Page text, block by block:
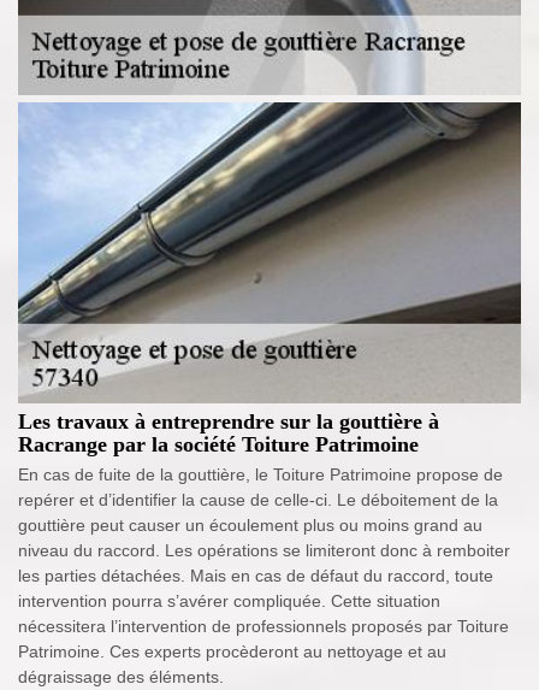
Les travaux à entreprendre sur la gouttière à
Racrange par la société Toiture Patrimoine
En cas de fuite de la gouttière, le Toiture Patrimoine propose de
repérer et d’identifier la cause de celle-ci. Le déboitement de la
gouttière peut causer un écoulement plus ou moins grand au
niveau du raccord. Les opérations se limiteront donc à remboiter
les parties détachées. Mais en cas de défaut du raccord, toute
intervention pourra s’avérer compliquée. Cette situation
nécessitera l’intervention de professionnels proposés par Toiture
Patrimoine. Ces experts procèderont au nettoyage et au
dégraissage des éléments.